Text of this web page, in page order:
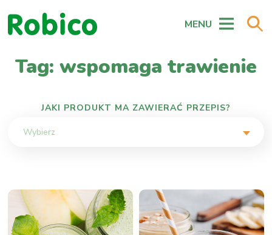
MENU
Tag: wspomaga trawienie
JAKI PRODUKT MA ZAWIERAĆ PRZEPIS?
Wybierz